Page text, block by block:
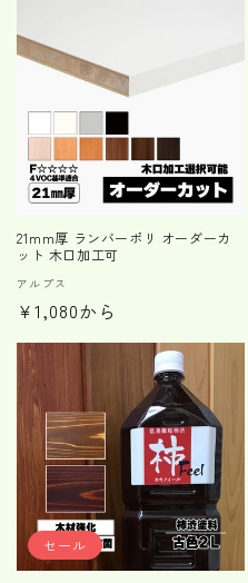
格
格
21mm厚 ランバーポリ オーダーカ
ット 木口加工可
販
売
アルプス
通
常
価
格
¥1,080から
セール